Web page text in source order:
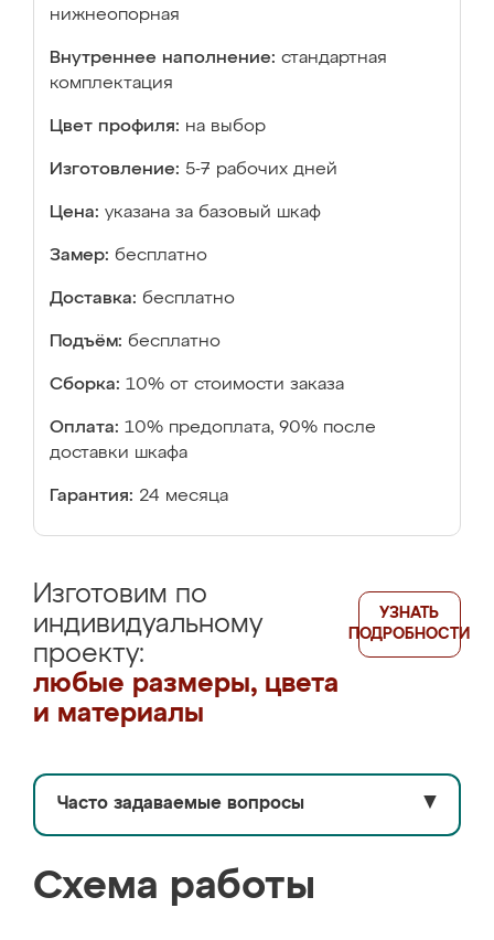
нижнеопорная
Внутреннее наполнение: стандартная
комплектация
Цвет профиля: на выбор
Изготовление: 5-7 рабочих дней
Цена: указана за базовый шкаф
Замер: бесплатно
Доставка: бесплатно
Подъём: бесплатно
Сборка: 10% от стоимости заказа
Оплата: 10% предоплата, 90% после
доставки шкафа
Гарантия: 24 месяца
Изготовим по
индивидуальному
проекту:
любые размеры, цвета
и материалы
УЗНАТЬ
ПОДРОБНОСТИ
Часто задаваемые вопросы ▼
Схема работы